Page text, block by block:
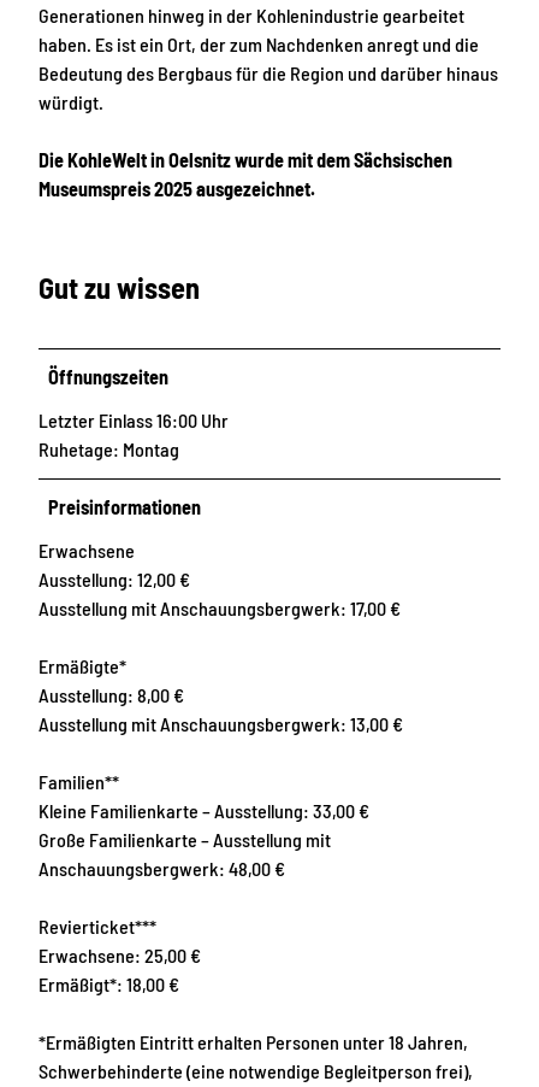
Generationen hinweg in der Kohlenindustrie gearbeitet
haben. Es ist ein Ort, der zum Nachdenken anregt und die
Bedeutung des Bergbaus für die Region und darüber hinaus
würdigt.
Die KohleWelt in Oelsnitz wurde mit dem Sächsischen
Museumspreis 2025 ausgezeichnet.
Gut zu wissen
Öffnungszeiten
Letzter Einlass 16:00 Uhr
Ruhetage: Montag
Preisinformationen
Erwachsene
Ausstellung: 12,00 €
Ausstellung mit Anschauungsbergwerk: 17,00 €
Ermäßigte*
Ausstellung: 8,00 €
Ausstellung mit Anschauungsbergwerk: 13,00 €
Familien**
Kleine Familienkarte – Ausstellung: 33,00 €
Große Familienkarte – Ausstellung mit
Anschauungsbergwerk: 48,00 €
Revierticket***
Erwachsene: 25,00 €
Ermäßigt*: 18,00 €
*Ermäßigten Eintritt erhalten Personen unter 18 Jahren,
Schwerbehinderte (eine notwendige Begleitperson frei),